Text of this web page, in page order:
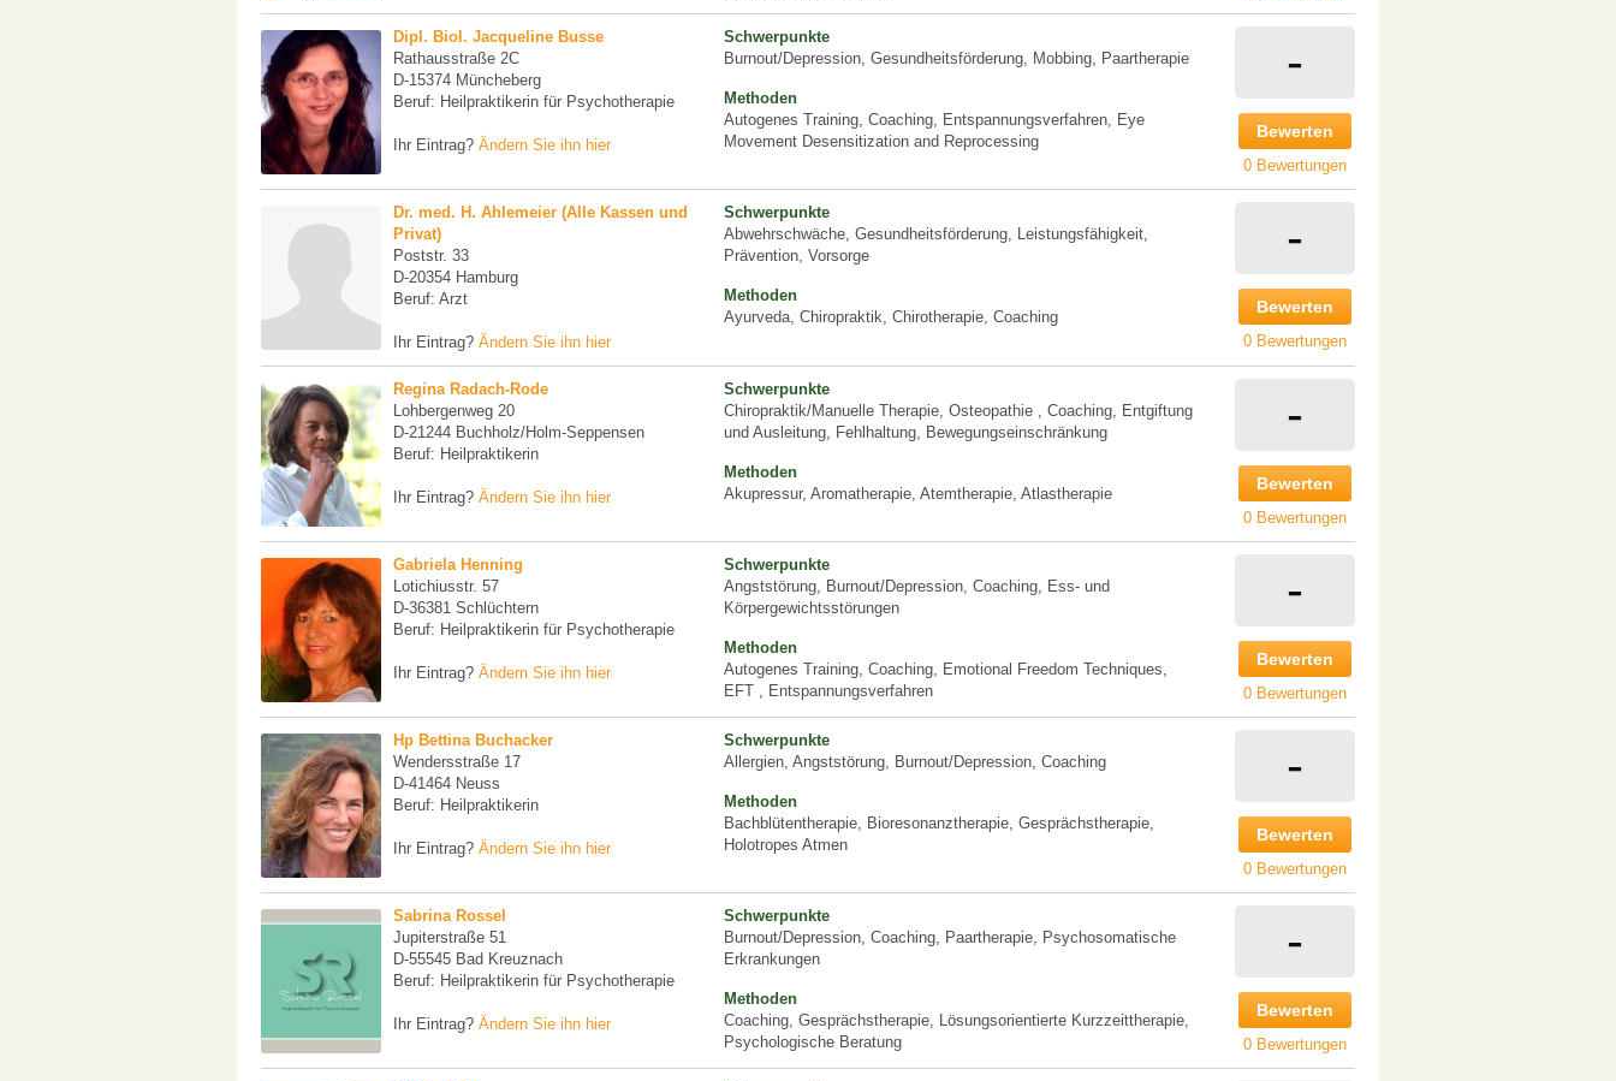
Dipl. Biol. Jacqueline Busse
Rathausstraße 2C
D-15374 Müncheberg
Beruf: Heilpraktikerin für Psychotherapie
Ihr Eintrag? Ändern Sie ihn hier
Schwerpunkte
Burnout/Depression, Gesundheitsförderung, Mobbing, Paartherapie
Methoden
Autogenes Training, Coaching, Entspannungsverfahren, Eye
Movement Desensitization and Reprocessing
-
Bewerten
0 Bewertungen
Dr. med. H. Ahlemeier (Alle Kassen und
Privat)
Poststr. 33
D-20354 Hamburg
Beruf: Arzt
Ihr Eintrag? Ändern Sie ihn hier
Schwerpunkte
Abwehrschwäche, Gesundheitsförderung, Leistungsfähigkeit,
Prävention, Vorsorge
Methoden
Ayurveda, Chiropraktik, Chirotherapie, Coaching
-
Bewerten
0 Bewertungen
Regina Radach-Rode
Lohbergenweg 20
D-21244 Buchholz/Holm-Seppensen
Beruf: Heilpraktikerin
Ihr Eintrag? Ändern Sie ihn hier
Schwerpunkte
Chiropraktik/Manuelle Therapie, Osteopathie , Coaching, Entgiftung
und Ausleitung, Fehlhaltung, Bewegungseinschränkung
Methoden
Akupressur, Aromatherapie, Atemtherapie, Atlastherapie
-
Bewerten
0 Bewertungen
Gabriela Henning
Lotichiusstr. 57
D-36381 Schlüchtern
Beruf: Heilpraktikerin für Psychotherapie
Ihr Eintrag? Ändern Sie ihn hier
Schwerpunkte
Angststörung, Burnout/Depression, Coaching, Ess- und
Körpergewichtsstörungen
Methoden
Autogenes Training, Coaching, Emotional Freedom Techniques,
EFT , Entspannungsverfahren
-
Bewerten
0 Bewertungen
Hp Bettina Buchacker
Wendersstraße 17
D-41464 Neuss
Beruf: Heilpraktikerin
Ihr Eintrag? Ändern Sie ihn hier
Schwerpunkte
Allergien, Angststörung, Burnout/Depression, Coaching
Methoden
Bachblütentherapie, Bioresonanztherapie, Gesprächstherapie,
Holotropes Atmen
-
Bewerten
0 Bewertungen
Sabrina Rossel
Jupiterstraße 51
D-55545 Bad Kreuznach
Beruf: Heilpraktikerin für Psychotherapie
Ihr Eintrag? Ändern Sie ihn hier
Schwerpunkte
Burnout/Depression, Coaching, Paartherapie, Psychosomatische
Erkrankungen
Methoden
Coaching, Gesprächstherapie, Lösungsorientierte Kurzzeittherapie,
Psychologische Beratung
-
Bewerten
0 Bewertungen